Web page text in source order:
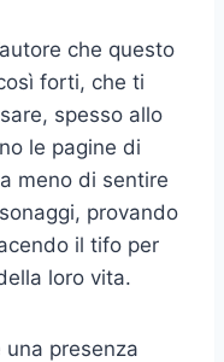
che questo
forti, che ti
spesso allo
le pagine di
meno di sentire
provando
il tifo per
loro vita.
una presenza